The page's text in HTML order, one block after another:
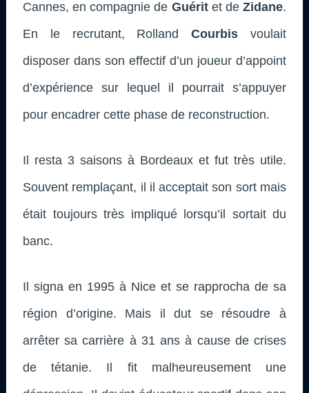
Cannes, en compagnie de Guérit et de Zidane.
En le recrutant, RollandCourbisvoulait
disposer dans son effectif d’un joueur d’appoint
d’expérience sur lequel il pourrait s’appuyer
pour encadrer cette phase de reconstruction.
Il resta 3 saisons à Bordeaux et fut très utile.
Souvent remplaçant, il il acceptait son sort mais
était toujours très impliqué lorsqu’il sortait du
banc.
Il signa en 1995 à Nice et se rapprocha de sa
région d’origine. Mais il dut se résoudre à
arrêter sa carrière à 31 ans à cause de crises
de tétanie. Il fit malheureusement une